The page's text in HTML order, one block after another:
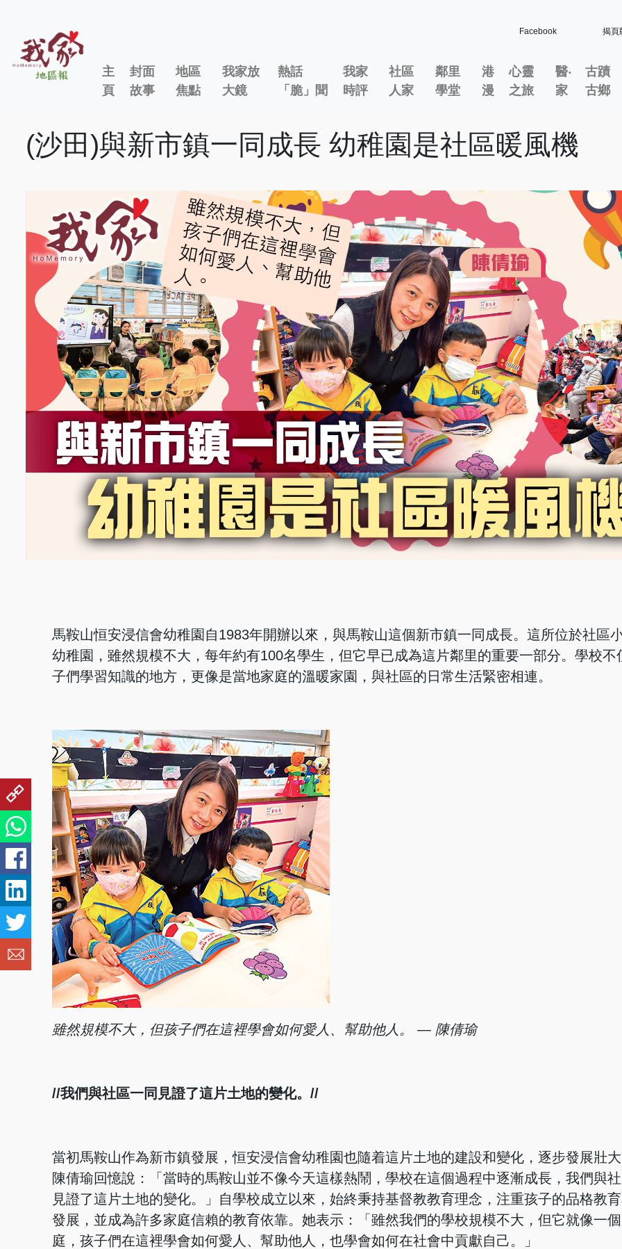
Facebook 揭頁
主
頁
封面
故事
地區
焦點
我家放
大鏡
熱話
「脆」聞
我家
時評
社區
人家
鄰里
學堂
港
漫
心靈
之旅
醫‧
家
古蹟
古鄉
(沙田)與新市鎮一同成長 幼稚園是社區暖風機
馬鞍山恒安浸信會幼稚園自1983年開辦以來，與馬鞍山這個新市鎮一同成長。這所位於社區
幼稚園，雖然規模不大，每年約有100名學生，但它早已成為這片鄰里的重要一部分。學校不
子們學習知識的地方，更像是當地家庭的溫暖家園，與社區的日常生活緊密相連。
雖然規模不大，但孩子們在這裡學會如何愛人、 幫助他人。 — 陳倩瑜
//我們與社區一同見證了這片土地的變化。//
當初馬鞍山作為新市鎮發展，恒安浸信會幼稚園也隨着這片土地的建設和變化，逐步發展壯
陳倩瑜回憶說：「當時的馬鞍山並不像今天這樣熱鬧，學校在這個過程中逐漸成長，我們與
見證了這片土地的變化。」自學校成立以來，始終秉持基督教教育理念，注重孩子的品格教
發展，並成為許多家庭信賴的教育依靠。她表示：「雖然我們的學校規模不大，但它就像一
庭，孩子們在這裡學會如何愛人、幫助他人，也學會如何在社會中貢獻自己。」